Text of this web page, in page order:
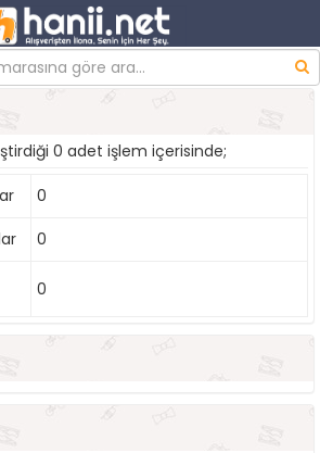
0 adet işlem içerisinde;
0
0
0